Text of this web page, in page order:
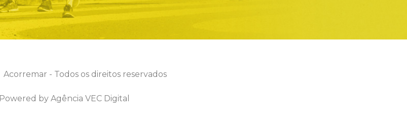
Acorremar - Todos os direitos reservados
Powered by Agência VEC Digital